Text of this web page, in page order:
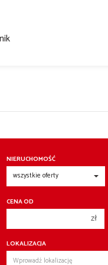
NIERUCHOMOŚĆ
CENA OD
zł
LOKALIZACJA